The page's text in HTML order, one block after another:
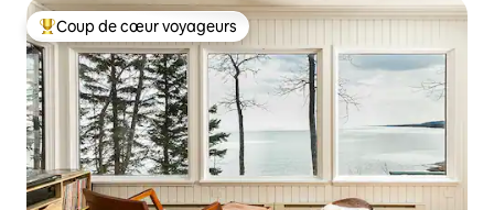
Coups de cœur voyageurs les plus appréciés
Coup de cœur voyageurs